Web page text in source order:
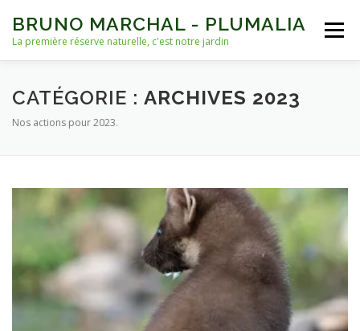
contenu
BRUNO MARCHAL - PLUMALIA
La première réserve naturelle, c'est notre jardin
Menu
ACCUEIL VIES D’OISEAUX AUTRES VIES
CATÉGORIE : ARCHIVES 2023
Nos actions pour 2023.